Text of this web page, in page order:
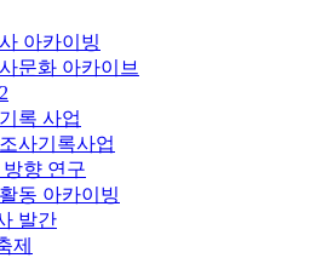
아카이빙
문화 아카이브
록 사업
사기록사업
향 연구
동 아카이빙
발간
제